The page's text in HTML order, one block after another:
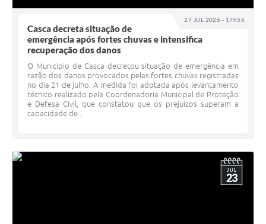
Contato
Turismo
27 JUL 2026 - 17h56
Casca decreta situação de
emergência após fortes chuvas e intensifica
recuperação dos danos
O Município de Casca decretou situação de emergência em
razão dos danos provocados pelas fortes chuvas registradas
no dia 21 de julho. A medida foi adotada após levantamento
técnico realizado pela Coordenadoria Municipal de Proteção
e Defesa Civil, que constatou que os prejuízos superam a
capacidade de...
JUL
23